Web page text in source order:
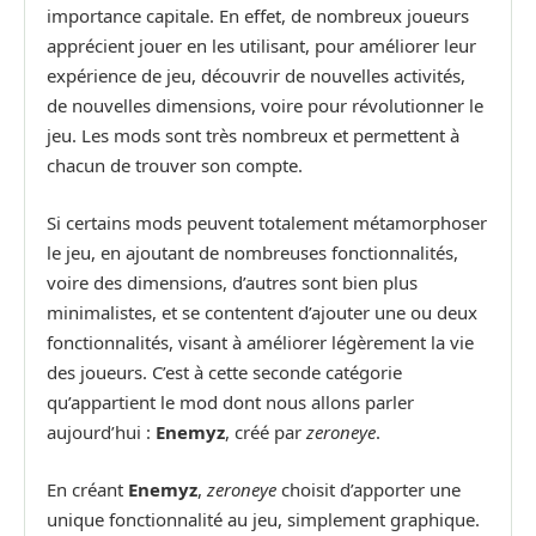
importance capitale. En effet, de nombreux joueurs
apprécient jouer en les utilisant, pour améliorer leur
expérience de jeu, découvrir de nouvelles activités,
de nouvelles dimensions, voire pour révolutionner le
jeu. Les mods sont très nombreux et permettent à
chacun de trouver son compte.
Si certains mods peuvent totalement métamorphoser
le jeu, en ajoutant de nombreuses fonctionnalités,
voire des dimensions, d’autres sont bien plus
minimalistes, et se contentent d’ajouter une ou deux
fonctionnalités, visant à améliorer légèrement la vie
des joueurs. C’est à cette seconde catégorie
qu’appartient le mod dont nous allons parler
aujourd’hui : Enemyz, créé parzeroneye.
En créant Enemyz,zeroneye choisit d’apporter une
unique fonctionnalité au jeu, simplement graphique.